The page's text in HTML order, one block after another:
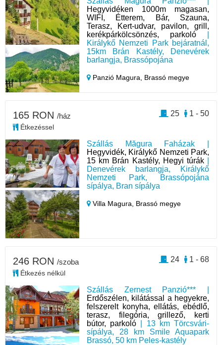
Hegyvidéken 1000m magasan,
WIFI, Étterem, Bár, Szauna,
Terasz, Kert-udvar, pavilon, grill,
kerékpárkölcsönzés, parkoló
Királykő Nemzeti Park bejáratnál,
15km Brán Kastély, Denevérek
barlangja, Brassópojána
Panzió Magura, Brassó megye
Szállás Măgura Faházak |
Hegyvidék, Királykő Nemzeti Park,
15 km Brán Kastély, Hegyi túrák|
Denevérek barlangja, Királykő
Nemzeti Park, Brassópojána
sípálya, Bran sípálya
Villa Magura, Brassó megye
165 RON /ház
Étkezéssel
1 - 50
25
Szállás Zernest Panzió*** |
Erdőszélen, kilátással a hegyekre,
felszerelt konyha, ellátás, ebédlő,
terasz, filegória, grillező, kerti
bútor, parkoló | 13 km Törcsvári-
sípálya, 28 km Smile Aquapark
Brassó, 50 km Peles-kastély
246 RON /szoba
Étkezés nélkül
1 - 68
24